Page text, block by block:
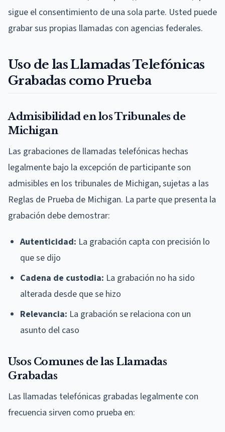
sigue el consentimiento de una sola parte. Usted puede
grabar sus propias llamadas con agencias federales.
Uso de las Llamadas Telefónicas
Grabadas como Prueba
Admisibilidad en los Tribunales de
Michigan
Las grabaciones de llamadas telefónicas hechas
legalmente bajo la excepción de participante son
admisibles en los tribunales de Michigan, sujetas a las
Reglas de Prueba de Michigan. La parte que presenta la
grabación debe demostrar:
Autenticidad: La grabación capta con precisión lo
que se dijo
Cadena de custodia: La grabación no ha sido
alterada desde que se hizo
Relevancia: La grabación se relaciona con un
asunto del caso
Usos Comunes de las Llamadas
Grabadas
Las llamadas telefónicas grabadas legalmente con
frecuencia sirven como prueba en: